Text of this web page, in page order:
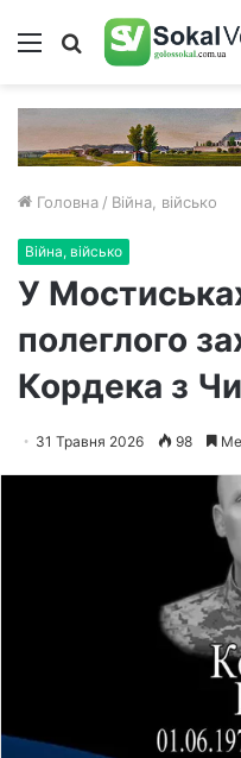
Меню Пошук
Головна / Війна, військо
Війна, військо
У
полеглого
Кордека з
31 Травня 2026 98